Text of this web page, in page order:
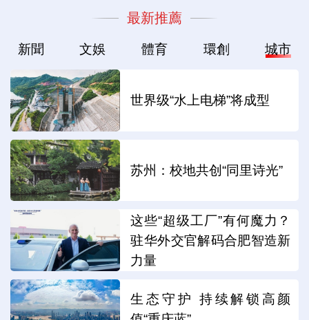
最新推薦
新聞 文娛 體育 環創 城市
世界级“水上电梯”将成型
苏州：校地共创“同里诗光”
这些“超级工厂”有何魔力？
驻华外交官解码合肥智造新
力量
生态守护 持续解锁高颜